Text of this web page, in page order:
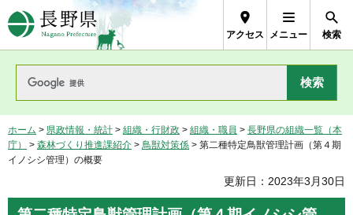
長野県Nagano Prefecture
アクセス メニュー 検索
ホーム > 県政情報・統計 > 組織・行財政 > 組織・職員 > 長野県の組織一覧（本
庁）
> 森林づくり推進課紹介 > 鳥獣対策係 > 第二種特定鳥獣管理計画（第４期
イノシシ管理）の概要
更新日：2023年3月30日